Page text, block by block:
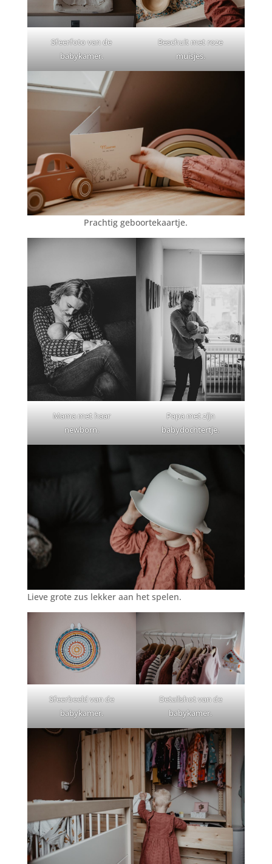
Sfeerfoto van de
babykamer.
Beschuit met roze
muisjes.
Prachtig geboortekaartje.
Mama met haar
newborn.
Papa met zijn
babydochtertje.
Lieve grote zus lekker aan het spelen.
Sfeerbeeld van de
babykamer.
Detailshot van de
babykamer.